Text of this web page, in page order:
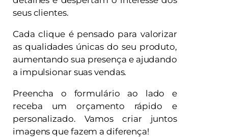
seus clientes.
Cada clique é pensado para valorizar
as qualidades únicas do seu produto,
aumentando sua presença e ajudando
a impulsionar suas vendas.
Preencha o formulário ao lado e
receba um orçamento rápido e
personalizado. Vamos criar juntos
imagens que fazem a diferença!